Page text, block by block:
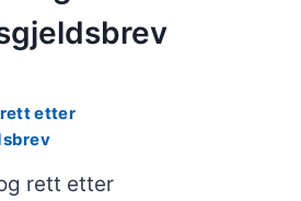
etter
rett etter